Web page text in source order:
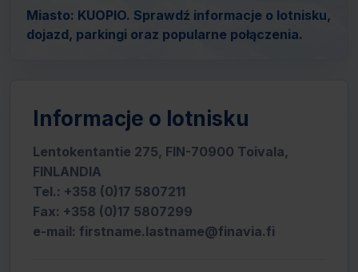
Miasto: KUOPIO. Sprawdź informacje o lotnisku,
dojazd, parkingi oraz popularne połączenia.
Informacje o lotnisku
Lentokentantie 275, FIN-70900 Toivala,
FINLANDIA
Tel.: +358 (0)17 5807211
Fax: +358 (0)17 5807299
e-mail: firstname.lastname@finavia.fi